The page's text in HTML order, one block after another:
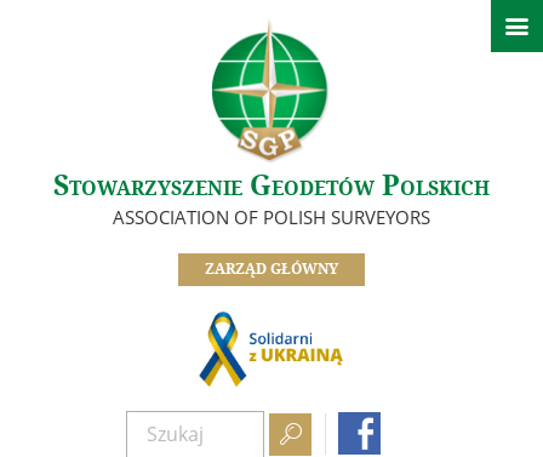
Stowarzyszenie Geodetów Polskich
ASSOCIATION OF POLISH SURVEYORS
ZARZĄD GŁÓWNY
 

Aktualności
Informacje Zarządu Głównego
Informacje z oddziałów SGP
Ważne informacje
O nas
Zarząd
Informacje z komisji, sekcji i klubów
Odznaczeni Członkowie
Historia SGP
Dokumenty